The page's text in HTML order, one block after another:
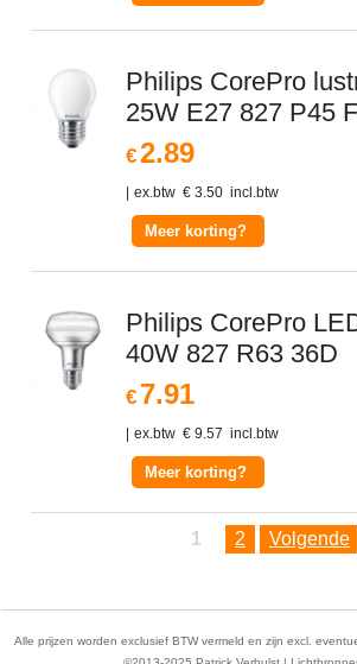
Philips CorePro
25W E27 827 P45
€2.89
ex.btw € 3.50 incl.btw
Meer korting?
Philips CorePro
40W 827 R63 36D
€ 7.91
ex.btw € 9.57 incl.btw
Meer korting?
1 2 Volgende
Alle prijzen worden exclusief BTW vermeld en zijn excl.